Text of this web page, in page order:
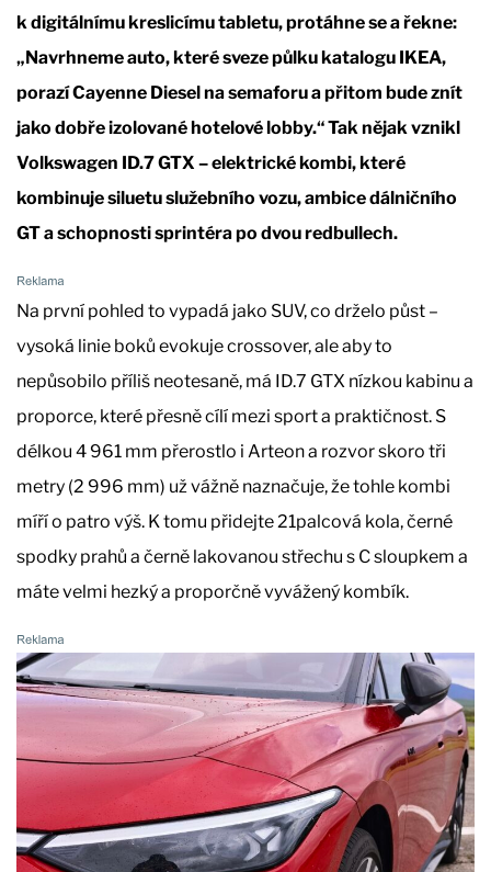
k digitálnímu kreslicímu tabletu, protáhne se a řekne:
„Navrhneme auto, které sveze půlku katalogu IKEA,
porazí Cayenne Diesel na semaforu a přitom bude znít
jako dobře izolované hotelové lobby.“ Tak nějak vznikl
Volkswagen ID.7 GTX – elektrické kombi, které
kombinuje siluetu služebního vozu, ambice dálničního
GT a schopnosti sprintéra po dvou redbullech.
Na první pohled to vypadá jako SUV, co drželo půst –
vysoká linie boků evokuje crossover, ale aby to
nepůsobilo příliš neotesaně, má ID.7 GTX nízkou kabinu a
proporce, které přesně cílí mezi sport a praktičnost. S
délkou 4 961 mm přerostlo i Arteon a rozvor skoro tři
metry (2 996 mm) už vážně naznačuje, že tohle kombi
míří o patro výš. K tomu přidejte 21palcová kola, černé
spodky prahů a černě lakovanou střechu s C sloupkem a
máte velmi hezký a proporčně vyvážený kombík.